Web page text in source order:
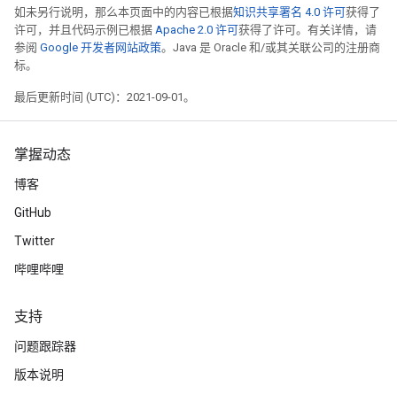
如未另行说明，那么本页面中的内容已根据知识共享署名 4.0 许可获得了
许可，并且代码示例已根据 Apache 2.0 许可获得了许可。有关详情，请
参阅 Google 开发者网站政策。Java 是 Oracle 和/或其关联公司的注册商
标。
最后更新时间 (UTC)：2021-09-01。
掌握动态
博客
GitHub
Twitter
哔哩哔哩
支持
问题跟踪器
版本说明